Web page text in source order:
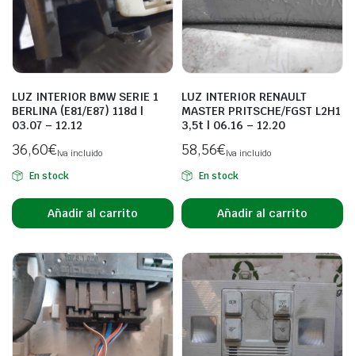
LUZ INTERIOR BMW SERIE 1
BERLINA (E81/E87) 118d |
03.07 – 12.12
36,60€Iva incluido
En stock
Añadir al carrito
LUZ INTERIOR RENAULT
MASTER PRITSCHE/FGST L2H1
3,5t | 06.16 – 12.20
58,56€Iva incluido
En stock
Añadir al carrito